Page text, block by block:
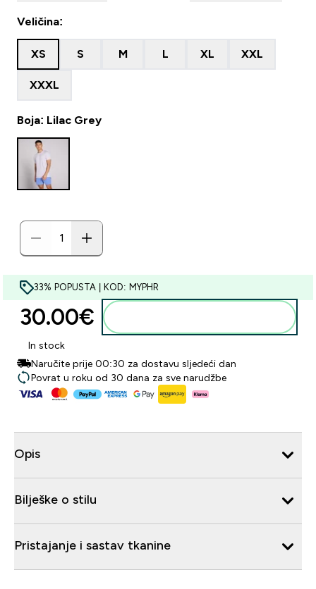
Veličina:
XS S M L XL XXL
XXXL
Boja: Lilac Grey
33% POPUSTA | KOD: MYPHR
30.00€‎
In stock
Naručite prije 00:30 za dostavu sljedeći dan
Povrat u roku od 30 dana za sve narudžbe
Opis
Bilješke o stilu
Pristajanje i sastav tkanine